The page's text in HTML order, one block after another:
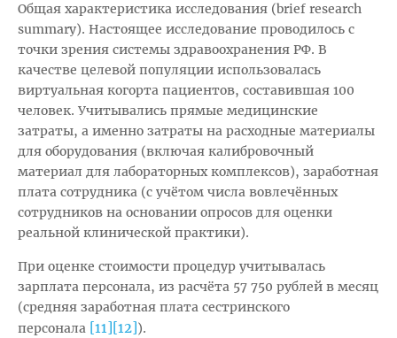
Общая характеристика исследования (brief research
summary). Настоящее исследование проводилось с
точки зрения системы здравоохранения РФ. В
качестве целевой популяции использовалась
виртуальная когорта пациентов, составившая 100
человек. Учитывались прямые медицинские
затраты, а именно затраты на расходные материалы
для оборудования (включая калибровочный
материал для лабораторных комплексов), заработная
плата сотрудника (с учётом числа вовлечённых
сотрудников на основании опросов для оценки
реальной клинической практики).
При оценке стоимости процедур учитывалась
зарплата персонала, из расчёта 57 750 рублей в месяц
(средняя заработная плата сестринского
персонала [11][12]).